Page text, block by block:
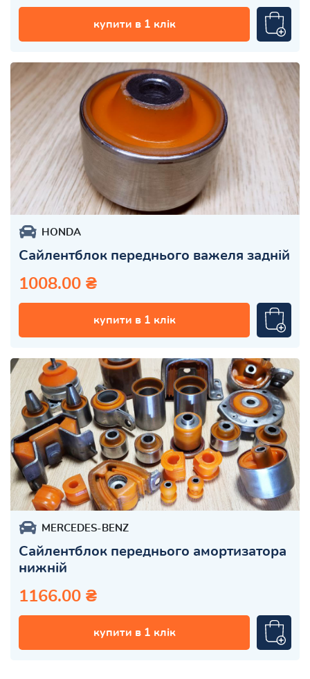
купити в 1 клік
HONDA
Сайлентблок переднього важеля задній
1008.00 ₴
купити в 1 клік
MERCEDES-BENZ
Сайлентблок переднього амортизатора
нижній
1166.00 ₴
купити в 1 клік